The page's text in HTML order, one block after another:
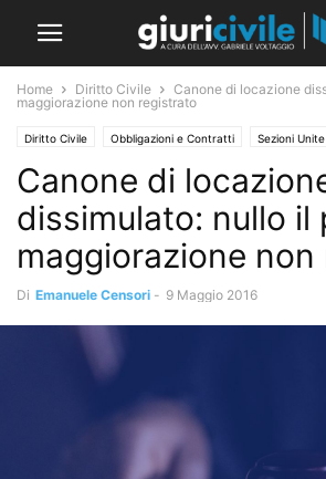
Home Diritto Civile
Canone di locazione
maggiorazione non registrato
Diritto Civile Obbligazioni e Contratti Sezioni Unite
Canone di
dissimulato: nullo il
maggiorazione
Di Emanuele Censori - 9 Maggio 2016